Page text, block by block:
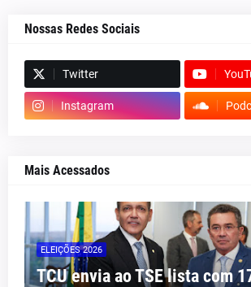
Nossas Redes Sociais
Twitter
Instagram
Mais Acessados
ELEIÇÕES 2026
TCU envia ao TSE lista com